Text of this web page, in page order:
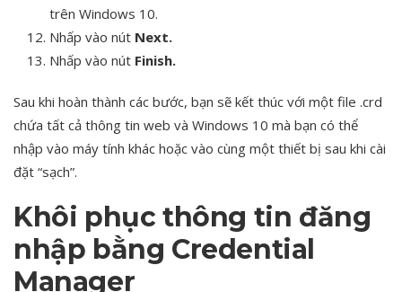
trên Windows 10.
Nhấp vào nút Next.
Nhấp vào nút Finish.
Sau khi hoàn thành các bước, bạn sẽ kết thúc với một file .crd
chứa tất cả thông tin web và Windows 10 mà bạn có thể
nhập vào máy tính khác hoặc vào cùng một thiết bị sau khi cài
đặt “sạch”.
Khôi phục thông tin đăng
nhập bằng Credential
Manager